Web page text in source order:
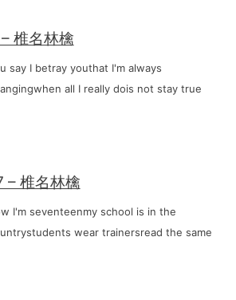
椎名林檎
say I betray youthat I'm always
all I really dois not stay true
– 椎名林檎
I'm seventeenmy school is in the
wear trainersread the same